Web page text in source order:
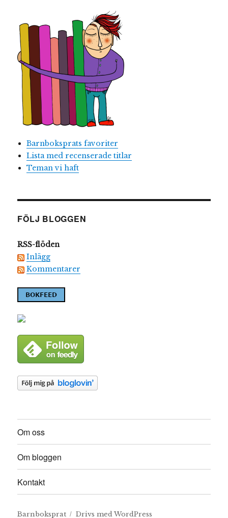
Barnboksprats favoriter
Lista med recenserade titlar
Teman vi haft
FÖLJ BLOGGEN
RSS-flöden
Inlägg
Kommentarer
Om oss
Om bloggen
Kontakt
Barnboksprat Drivs med WordPress